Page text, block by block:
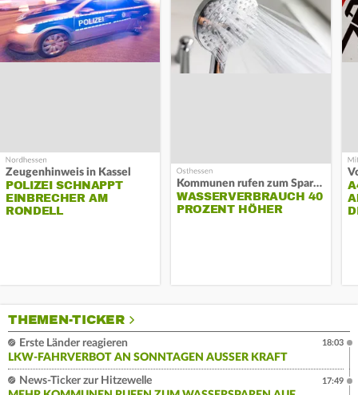
Zeugenhinweis in Kassel
POLIZEI SCHNAPPT
EINBRECHER AM
RONDELL
Kommunen rufen zum Sparen auf
WASSERVERBRAUCH 40
PROZENT HÖHER
THEMEN-TICKER
Erste Länder reagieren
LKW-FAHRVERBOT AN SONNTAGEN AUSSER KRAFT
18:03
News-Ticker zur Hitzewelle
17:49